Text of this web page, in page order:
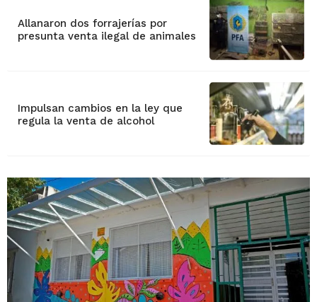
Allanaron dos forrajerías por
presunta venta ilegal de animales
Impulsan cambios en la ley que
regula la venta de alcohol